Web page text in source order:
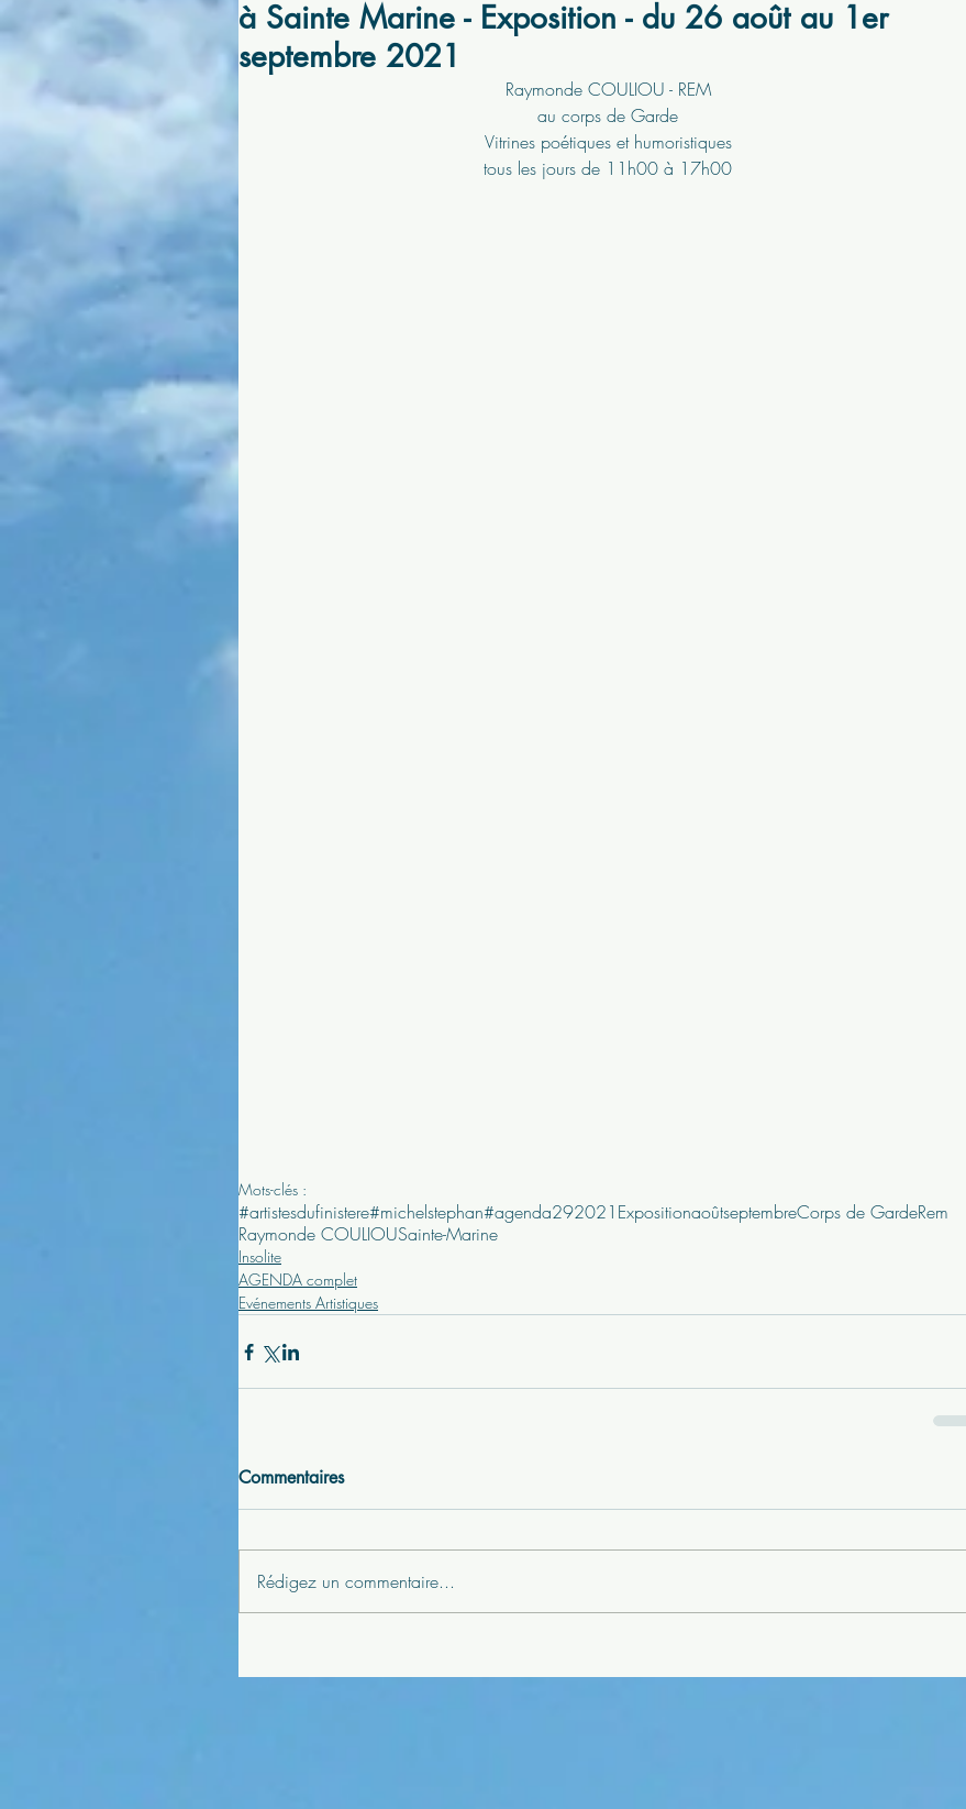
à Sainte Marine - Exposition - du 26 août au 1er
septembre 2021
Raymonde COULIOU - REM
au corps de Garde
Vitrines poétiques et humoristiques
tous les jours de 11h00 à 17h00
Mots-clés :
#artistesdufinistere#michelstephan#agenda292021 ExpositionaoûtseptembreCorps de GardeRem
Raymonde COULIOUSainte-Marine
Insolite
AGENDA complet
Evénements Artistiques
Commentaires
Rédigez un commentaire...